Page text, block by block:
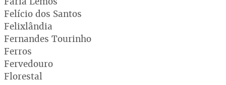
Felício dos Santos
Felixlândia
Fernandes Tourinho
Ferros
Fervedouro
Florestal